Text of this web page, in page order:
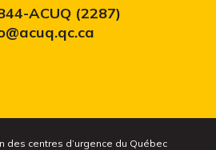
ACUQ (2287)
des centres d’urgence du Québec